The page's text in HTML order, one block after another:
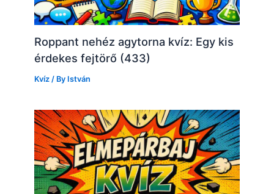
Roppant nehéz agytorna kvíz: Egy kis
érdekes fejtörő (433)
Kvíz / By István